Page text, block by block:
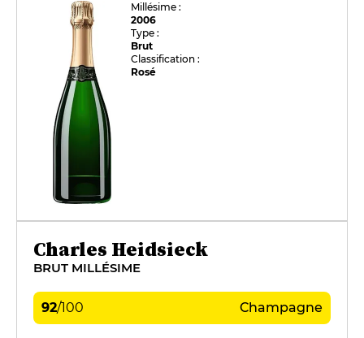
Millésime :
2006
Type :
Brut
Classification :
Rosé
Charles Heidsieck
BRUT MILLÉSIME
92/100 Champagne